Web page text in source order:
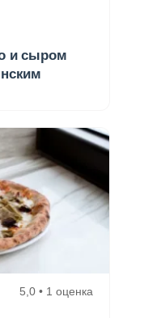
и сыром
5,0 • 1 оценка